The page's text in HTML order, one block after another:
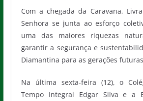
Com a chegada da Caravana,
Senhora se junta ao esforço
uma das maiores riquezas
garantir a segurança e
Diamantina para as gerações
Na última sexta-feira (12), o
Tempo Integral Edgar Silva e a